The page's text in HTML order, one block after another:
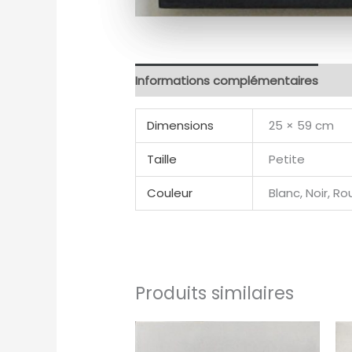
Informations complémentaires
Dimensions 25 × 59 cm
Taille Petite
Couleur Blanc, Noir,
Produits similaires